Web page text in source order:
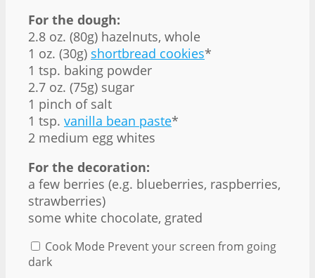
For the dough:
2.8 oz. (80g) hazelnuts, whole
1 oz. (30g) shortbread cookies*
1 tsp. baking powder
2.7 oz. (75g) sugar
1 pinch of salt
1 tsp. vanilla bean paste*
2 medium egg whites
For the decoration:
a few berries (e.g. blueberries, raspberries,
strawberries)
some white chocolate, grated
Cook Mode Prevent your screen from going
dark